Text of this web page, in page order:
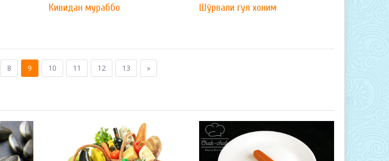
Кивидан мураббо Шўрвали гул хоним
8 9 10 11 12 13 »